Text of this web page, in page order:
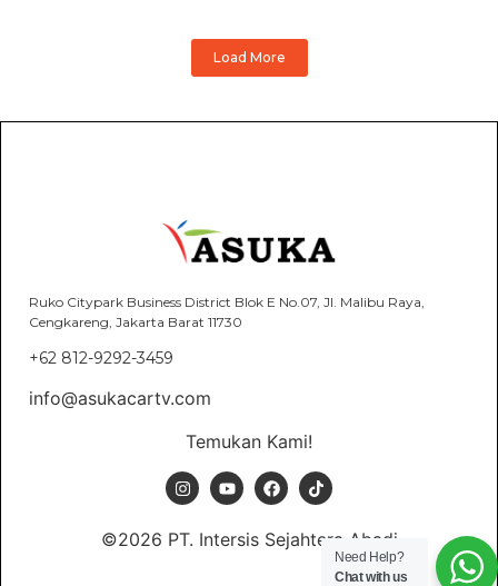
Load More
Ruko Citypark Business District Blok E No.07, Jl. Malibu Raya,
Cengkareng, Jakarta Barat 11730
+62 812-9292-3459
info@asukacartv.com
Temukan Kami!
©2026 PT. Intersis Sejahtera Abadi
Need Help?
Chat with us